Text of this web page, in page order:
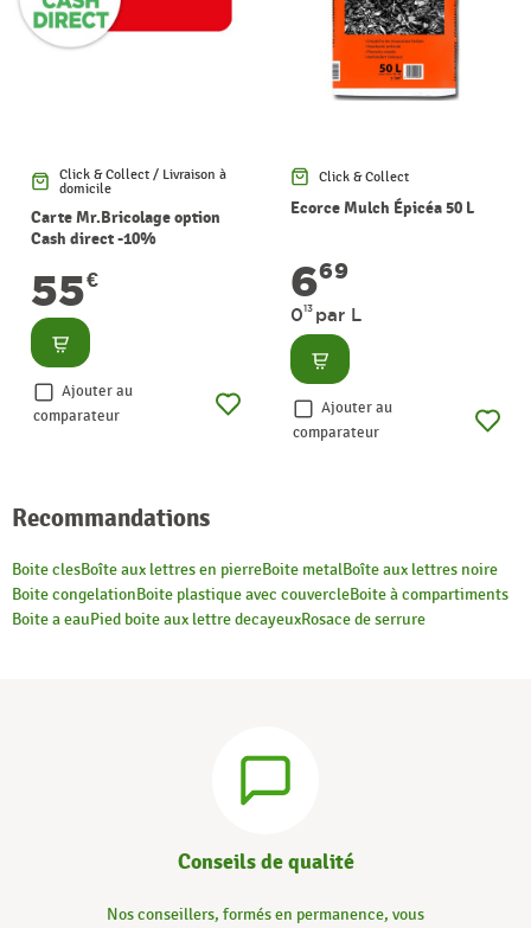
Click & Collect / Livraison à
domicile
Carte Mr.Bricolage option
Cash direct -10%
55€
Consulter
Ajouter au
comparateur
Click & Collect
Ecorce Mulch Épicéa 50 L
669
013 par L
Consulter
Ajouter au
comparateur
Recommandations
Boite clesBoîte aux lettres en pierreBoite metalBoîte aux lettres noire
Boite congelationBoite plastique avec couvercleBoite à compartiments
Boite a eauPied boite aux lettre decayeuxRosace de serrure
Conseils de qualité
Nos conseillers, formés en permanence, vous